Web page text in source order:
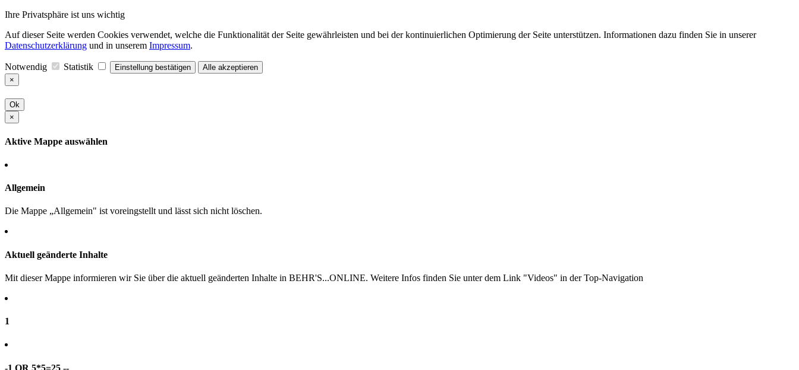
Ihre Privatsphäre ist uns wichtig
Auf dieser Seite werden Cookies verwendet, welche die Funktionalität der Seite gewährleisten und bei der kontinuierlichen Optimierung der Seite unterstützen. Informationen dazu finden Sie in unserer
Datenschutzerklärung und in unserem Impressum.
Notwendig Statistik Einstellung bestätigen
Alle akzeptieren
×
Ok
×
Aktive Mappe auswählen
Allgemein
Die Mappe „Allgemein" ist voreingstellt und lässt sich nicht löschen.
Aktuell geänderte Inhalte
Mit dieser Mappe informieren wir Sie über die aktuell geänderten Inhalte in BEHR'S...ONLINE. Weitere Infos finden Sie unter dem Link "Videos" in der Top-Navigation
1
-1 OR 5*5=25 --